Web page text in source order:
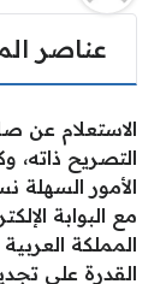
عناصر
الاستعلام عن
التصريح ذاته،
الأمور السهلة
مع البوابة
المملكة
القدرة على